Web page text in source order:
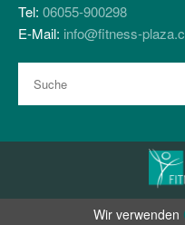
Tel: 06055-900298
E-Mail: info@fitness-
Zertifiziert
Wir verwenden